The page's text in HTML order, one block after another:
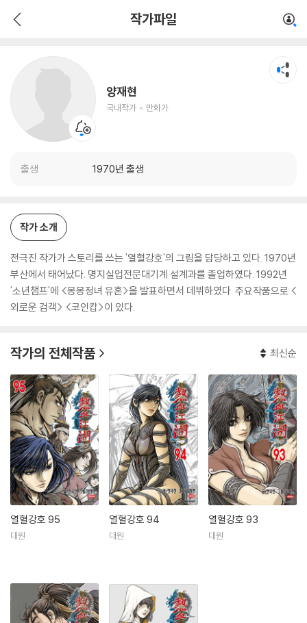
작가파일
양재현
국내작가 만화가
출생 1970년 출생
작가 소개
전극진 작가가 스토리를 쓰는 '열혈강호'의 그림을 담당하고 있다. 1970년
부산에서 태어났다. 명지실업전문대기계 설계과를 졸업하였다. 1992년
'소년챔프'에 <몽몽정녀 유혼>을 발표하면서 데뷔하였다. 주요작품으로 <
외로운 검객> <코인캅>이 있다.
작가의 전체작품 최신순
열혈강호 95
대원
열혈강호 94
대원
열혈강호 93
대원